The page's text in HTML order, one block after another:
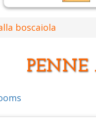
boscaiola
PENNE